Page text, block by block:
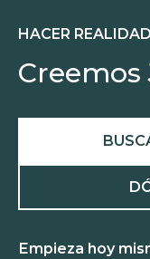
HACER
Creemos
Empieza hoy